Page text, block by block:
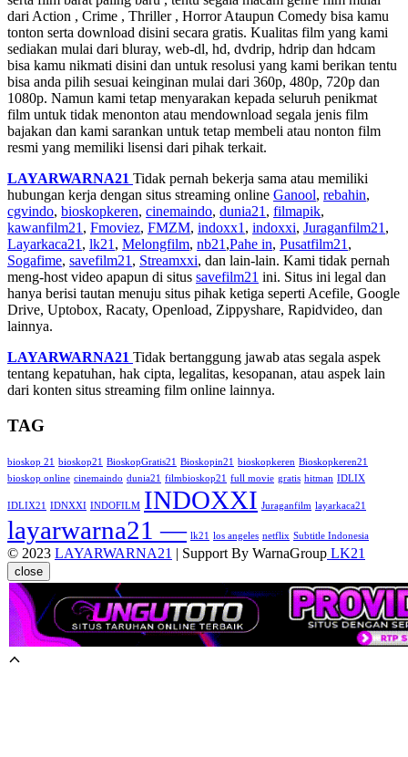
dari Action , Crime , Thriller , Horror Ataupun Comedy bisa kamu
tonton serta download disini secara gratis. Kualitas film yang kami
sediakan mulai dari bluray, web-dl, hd, dvdrip, hdrip dan hdcam
bisa kamu nikmati disini dan untuk resolusi yang kami berikan tentu
bisa anda pilih sesuai keinginan mulai dari 360p, 480p, 720p dan
1080p. Namun kami tetap menyarakan kepada seluruh penikmat
film untuk tidak menonton atau mendownload segala jenis film
bajakan dan kami sarankan untuk tetap membeli atau nonton film
resmi yang memiliki lisensi dari pihak terkait.
LAYARWARNA21 Tidak pernah bekerja sama atau memiliki
hubungan kerja dengan situs streaming online Ganool, rebahin,
cgvindo, bioskopkeren, cinemaindo, dunia21 , filmapik,
kawanfilm21 , Fmoviez, FMZM, indoxx1 , indoxxi, Juraganfilm21 ,
Layarkaca21 , lk21 , Melongfilm, nb21 ,Pahe in, Pusatfilm21 ,
Sogafime, savefilm21 , Streamxxi, dan lain-lain. Kami tidak pernah
meng-host video apapun di situs savefilm21 ini. Situs ini legal dan
hanya berisi tautan menuju situs pihak ketiga seperti Acefile, Google
Drive, Uptobox, Racaty, Openload, Zippyshare, Rapidvideo, dan
lainnya.
LAYARWARNA21 Tidak bertanggung jawab atas segala aspek
tentang kepatuhan, hak cipta, legalitas, kesopanan, atau aspek lain
dari konten situs streaming film online lainnya.
TAG
bioskop 21 bioskop21 BioskopGratis21 Bioskopin21 bioskopkeren Bioskopkeren21
bioskop online cinemaindo dunia21 filmbioskop21 full movie gratis hitman IDLIX
IDLIX21 IDNXXI INDOFILM INDOXXI Juraganfilm layarkaca21
layarwarna21 — lk21 los angeles netflix Subtitle Indonesia
© 2023 LAYARWARNA21 | Support By WarnaGroup LK21
close